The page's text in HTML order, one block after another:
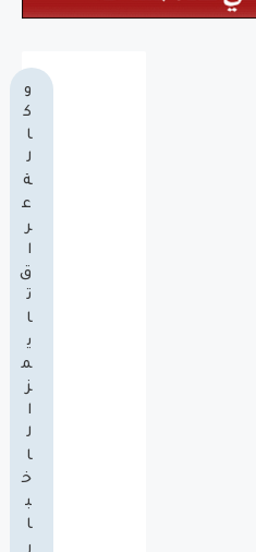
و
ك
ا
ل
ة
ع
ر
ا
ق
ت
ا
ي
م
ز
ا
ل
ا
خ
ب
ا
ر